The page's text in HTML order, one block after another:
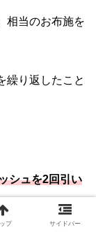
相当のお布施を
繰り返したこと
シュを2回引い
プ サイドバー